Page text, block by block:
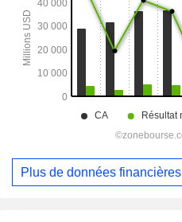
Plus de données financières